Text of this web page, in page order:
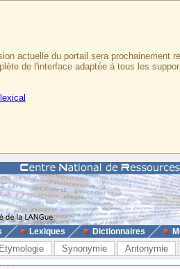
actuelle du portail sera prochainement
de l'interface adaptée à tous les
Lexiques Dictionnaires
Etymologie Synonymie Antonymie